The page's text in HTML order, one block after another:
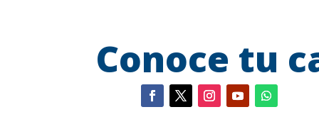
Conoce tu